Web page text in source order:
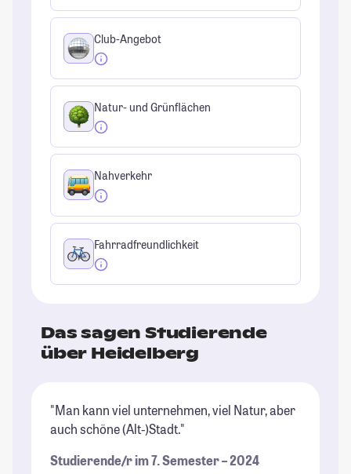
Club-Angebot
Natur- und Grünflächen
Nahverkehr
Fahrradfreundlichkeit
Das sagen Studierende
über Heidelberg
"Man kann viel unternehmen, viel Natur, aber
auch schöne (Alt-)Stadt."
Studierende/r im 7. Semester – 2024